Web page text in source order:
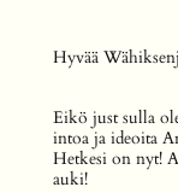
Hyvää
Eikö just sulla
intoa ja ideoita
Hetkesi on nyt!
auki!